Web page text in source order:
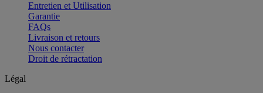
Entretien et Utilisation
Garantie
FAQs
Livraison et retours
Nous contacter
Droit de rétractation
Légal